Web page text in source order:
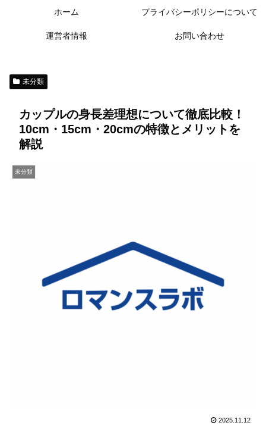
ホーム プライバシーポリシーについて
運営者情報 お問い合わせ
未分類
カップルの身長差理想について徹底比較！
10cm・15cm・20cmの特徴とメリットを
解説
未分類
2025.11.12